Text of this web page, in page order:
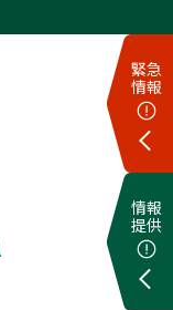
緊急
情報
情報
提供